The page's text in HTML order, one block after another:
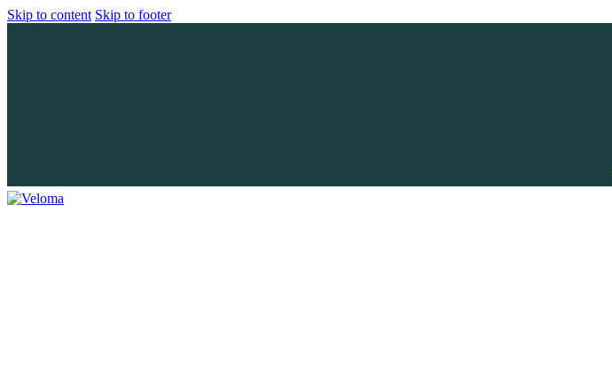
Skip to content Skip to footer